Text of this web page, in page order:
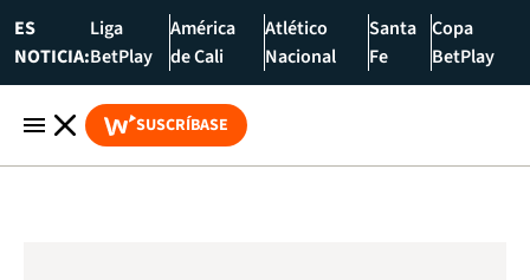
ES
NOTICIA:
Liga
BetPlay
América
de Cali
Atlético
Nacional
Santa
Fe
Copa
BetPlay
SUSCRÍBASE